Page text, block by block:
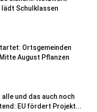
Schulklassen
Ortsgemeinden
August Pflanzen
alle und das auch noch
EU fördert Projekt...